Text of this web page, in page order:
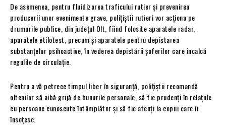
De asemenea, pentru fluidizarea traficului rutier şi prevenirea
producerii unor evenimente grave, poliţiştii rutieri vor acţiona pe
drumurile publice, din județul Olt, fiind folosite aparatele radar,
aparatele etilotest, precum și aparatele pentru depistarea
substanțelor psihoactive, în vederea depistării șoferilor care încalcă
regulile de circulație.
Pentru a vă petrece timpul liber în siguranță, polițiștii recomandă
oltenilor să aibă grijă de bunurile personale, să fie prudenți în relațiile
cu persoane cunoscute întâmplător și să fie atenți la copiii care îi
însoțesc.